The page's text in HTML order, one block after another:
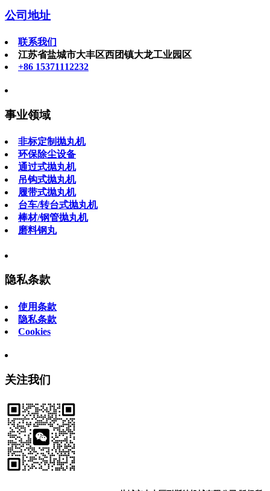
公司地址
联系我们
江苏省盐城市大丰区西团镇大龙工业园区
+86 15371112232
事业领域
非标定制抛丸机
环保除尘设备
通过式抛丸机
吊钩式抛丸机
履带式抛丸机
台车/转台式抛丸机
棒材/钢管抛丸机
磨料钢丸
隐私条款
使用条款
隐私条款
Cookies
关注我们